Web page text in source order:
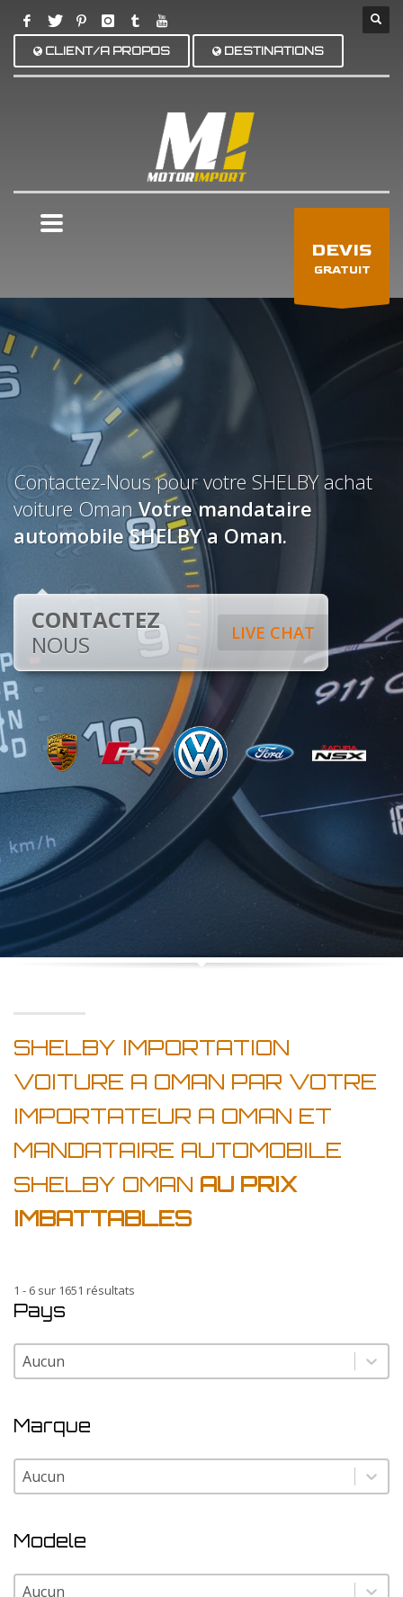
CLIENT/A PROPOS DESTINATIONS
DEVIS
GRATUIT
Contactez-Nous pour votre SHELBY achat
voiture Oman Votre mandataire
automobile SHELBY a Oman.
LIVE CHAT
CONTACTEZ
NOUS
SHELBY IMPORTATION
VOITURE A OMAN PAR VOTRE
IMPORTATEUR A OMAN ET
MANDATAIRE AUTOMOBILE
SHELBY OMAN AU PRIX
IMBATTABLES
1 - 6 sur 1651 résultats
Pays
Pays
Pays
Marque
Marque
Marque
Modele
Modele
Modele